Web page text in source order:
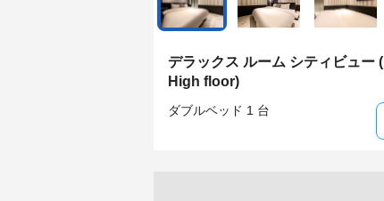
デラックス ルーム シティビュー
High floor)
ダブルベッド 1 台